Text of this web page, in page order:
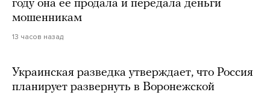
году она ее продала и передала деньги
мошенникам
13 часов назад
Украинская разведка утверждает, что Россия
планирует развернуть в Воронежской